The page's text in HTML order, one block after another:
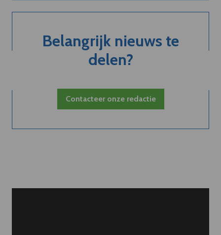
Belangrijk nieuws te
delen?
Contacteer onze redactie